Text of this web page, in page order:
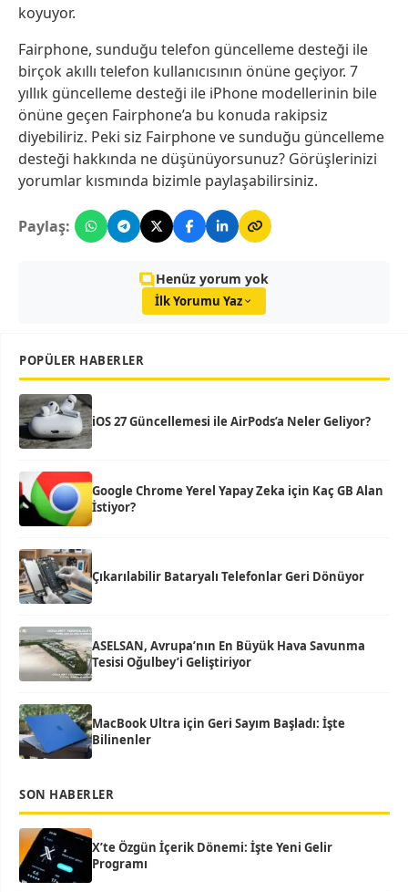
koyuyor.
Fairphone, sunduğu telefon güncelleme desteği ile
birçok akıllı telefon kullanıcısının önüne geçiyor. 7
yıllık güncelleme desteği ile iPhone modellerinin bile
önüne geçen Fairphone’a bu konuda rakipsiz
diyebiliriz. Peki siz Fairphone ve sunduğu güncelleme
desteği hakkında ne düşünüyorsunuz? Görüşlerinizi
yorumlar kısmında bizimle paylaşabilirsiniz.
Paylaş:
Henüz yorum yok
İlk Yorumu Yaz
POPÜLER HABERLER
iOS 27 Güncellemesi ile AirPods’a Neler Geliyor?
Google Chrome Yerel Yapay Zeka için Kaç GB Alan
İstiyor?
Çıkarılabilir Bataryalı Telefonlar Geri Dönüyor
ASELSAN, Avrupa’nın En Büyük Hava Savunma
Tesisi Oğulbey’i Geliştiriyor
MacBook Ultra için Geri Sayım Başladı: İşte
Bilinenler
SON HABERLER
X’te Özgün İçerik Dönemi: İşte Yeni Gelir
Programı